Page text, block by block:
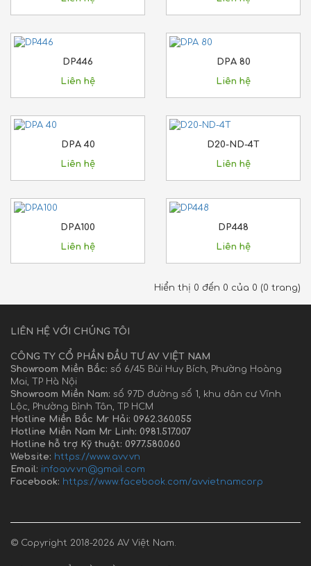
DP446
Liên hệ
DPA 80
Liên hệ
DPA 40
Liên hệ
D20-ND-4T
Liên hệ
DPA100
Liên hệ
DP448
Liên hệ
Hiển thị 0 đến 0 của 0 (0 trang)
LIÊN HỆ VỚI CHÚNG TÔI
CÔNG TY CỔ PHẦN ĐẦU TƯ AV VIỆT NAM
Showroom Miền Bắc: số 6/45 Bùi Huy Bích, Phường Hoàng
Mai, TP Hà Nội
Showroom Miền Nam: số 97D đường số 1, khu dân cư Vĩnh
Lộc, Phường Bình Tân, TP HCM
Hotline Miền Bắc Mr Hải: 0962.360.055
Hotline Miền Nam Mr Linh: 0981.517.007
Hotline hỗ trợ Kỹ thuật: 0977.580.060
Website: https://www.avv.vn
Email: infoavv.vn@gmail.com
Facebook: https://www.facebook.com/avvietnamcorp
© Copyright 2018-2026 AV Việt Nam.